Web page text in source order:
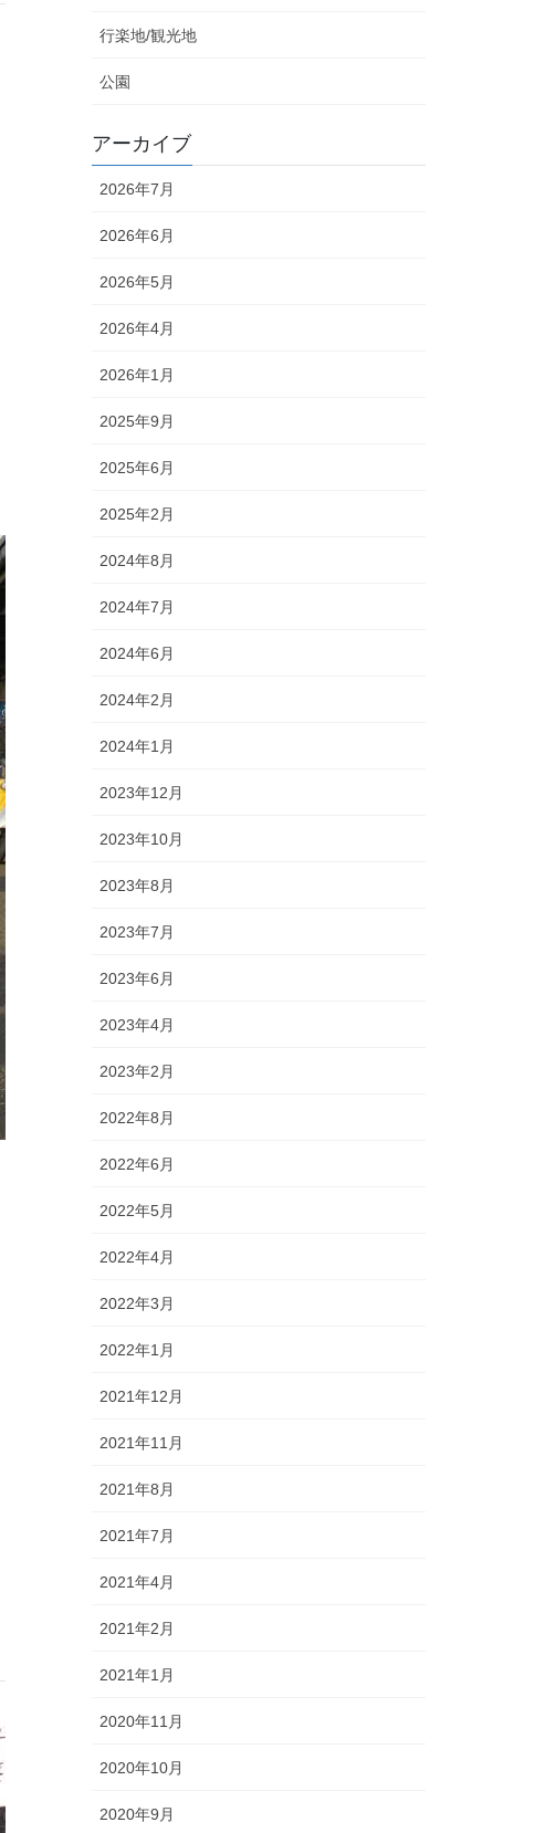
行楽地/観光地
公園
アーカイブ
2026年7月
2026年6月
2026年5月
2026年4月
2026年1月
2025年9月
2025年6月
2025年2月
2024年8月
2024年7月
2024年6月
2024年2月
2024年1月
2023年12月
2023年10月
2023年8月
2023年7月
2023年6月
2023年4月
2023年2月
2022年8月
2022年6月
2022年5月
2022年4月
2022年3月
2022年1月
2021年12月
2021年11月
2021年8月
2021年7月
2021年4月
2021年2月
2021年1月
2020年11月
2020年10月
2020年9月